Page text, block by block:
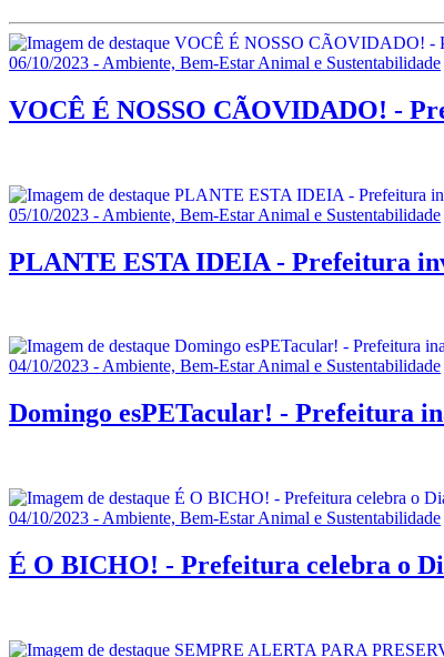
06/10/2023 - Ambiente, Bem-Estar Animal e Sustentabilidade
VOCÊ É NOSSO CÃOVIDADO! -
05/10/2023 - Ambiente, Bem-Estar Animal e Sustentabilidade
PLANTE ESTA IDEIA - Prefeitura
04/10/2023 - Ambiente, Bem-Estar Animal e Sustentabilidade
Domingo esPETacular! - Prefeitura
04/10/2023 - Ambiente, Bem-Estar Animal e Sustentabilidade
É O BICHO! - Prefeitura celebra o